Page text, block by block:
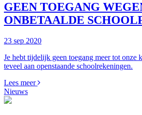
GEEN TOEGANG
ONBETAALDE
23 sep 2020
Je hebt tijdelijk geen toegang meer tot onze
teveel aan openstaande schoolrekeningen.
Lees meer
Nieuws